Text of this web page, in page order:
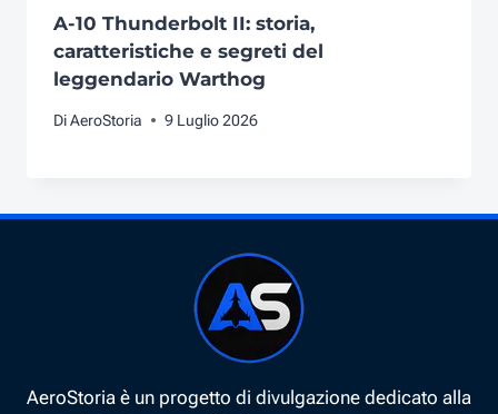
A-10 Thunderbolt II: storia,
caratteristiche e segreti del
leggendario Warthog
DiAeroStoria 9 Luglio 2026
AeroStoria è un progetto di divulgazione dedicato alla